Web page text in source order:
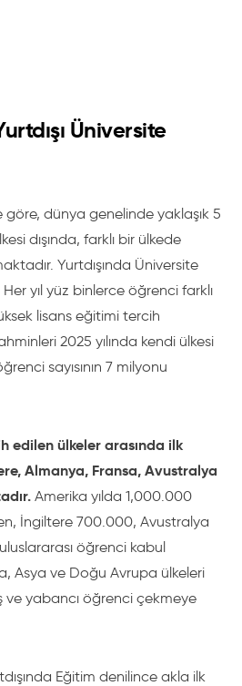
Üniversite
göre, dünya genelinde yaklaşık 5
dışında, farklı bir ülkede
Yurtdışında Üniversite
yıl yüz binlerce öğrenci farklı
lisans eğitimi tercih
2025 yılında kendi ülkesi
sayısının 7 milyonu
edilen ülkeler arasında ilk
Almanya, Fransa, Avustralya
Amerika yılda 1,000.000
İngiltere 700.000, Avustralya
öğrenci kabul
Asya ve Doğu Avrupa ülkeleri
ve yabancı öğrenci çekmeye
Eğitim denilince akla ilk